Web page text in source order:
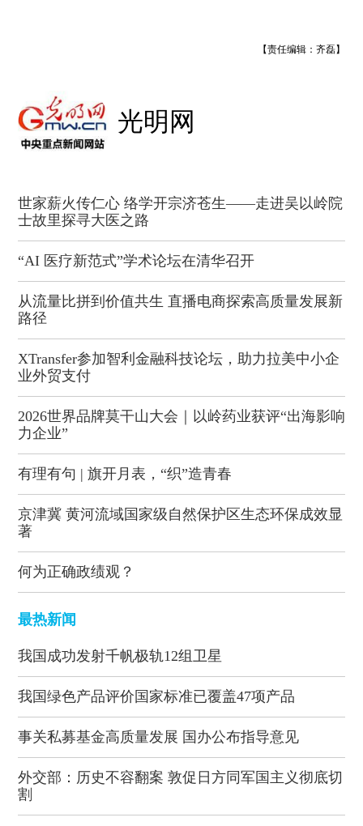
【责任编辑：齐磊】
光明网
世家薪火传仁心 络学开宗济苍生——走进吴以岭院
士故里探寻大医之路
“AI 医疗新范式”学术论坛在清华召开
从流量比拼到价值共生 直播电商探索高质量发展新
路径
XTransfer参加智利金融科技论坛，助力拉美中小企
业外贸支付
2026世界品牌莫干山大会｜以岭药业获评“出海影响
力企业”
有理有句 | 旗开月表，“织”造青春
京津冀 黄河流域国家级自然保护区生态环保成效显
著
何为正确政绩观？
最热新闻
我国成功发射千帆极轨12组卫星
我国绿色产品评价国家标准已覆盖47项产品
事关私募基金高质量发展 国办公布指导意见
外交部：历史不容翻案 敦促日方同军国主义彻底切
割